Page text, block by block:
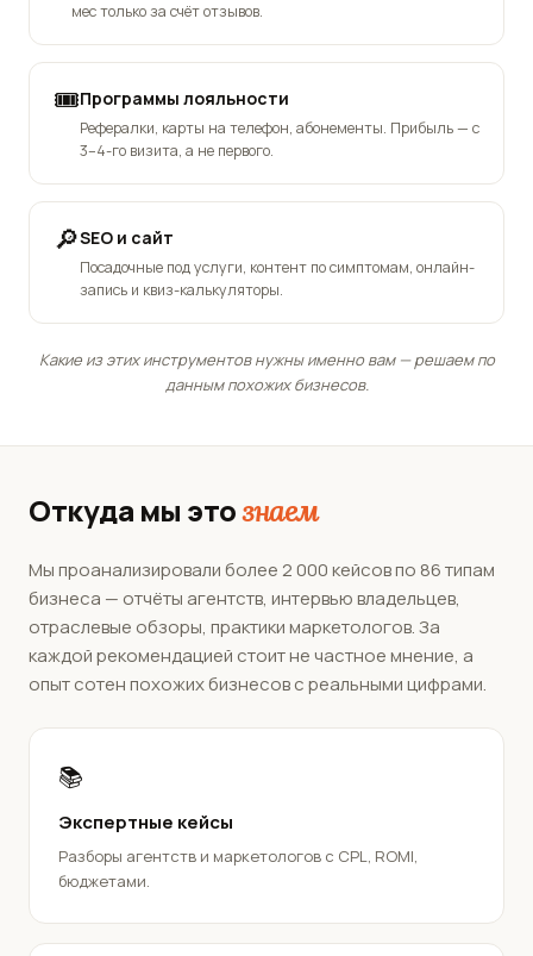
мес только за счёт отзывов.
🎟️Программы лояльности
Рефералки, карты на телефон, абонементы. Прибыль — с
3–4-го визита, а не первого.
🔎SEO и сайт
Посадочные под услуги, контент по симптомам, онлайн-
запись и квиз-калькуляторы.
Какие из этих инструментов нужны именно вам — решаем по
данным похожих бизнесов.
Откуда мы этознаем
Мы проанализировали более 2 000 кейсов по 86 типам
бизнеса — отчёты агентств, интервью владельцев,
отраслевые обзоры, практики маркетологов. За
каждой рекомендацией стоит не частное мнение, а
опыт сотен похожих бизнесов с реальными цифрами.
📚
Экспертные кейсы
Разборы агентств и маркетологов с CPL, ROMI,
бюджетами.